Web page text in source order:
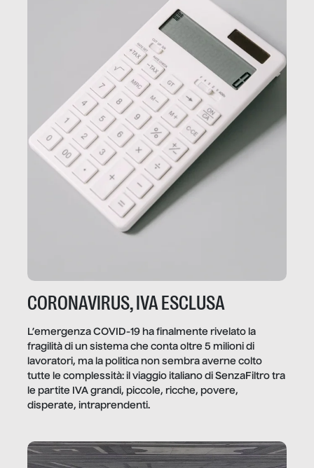
CORONAVIRUS, IVA ESCLUSA
L’emergenza COVID-19 ha finalmente rivelato la
fragilità di un sistema che conta oltre 5 milioni di
lavoratori, ma la politica non sembra averne colto
tutte le complessità: il viaggio italiano di SenzaFiltro tra
le partite IVA grandi, piccole, ricche, povere,
disperate, intraprendenti.